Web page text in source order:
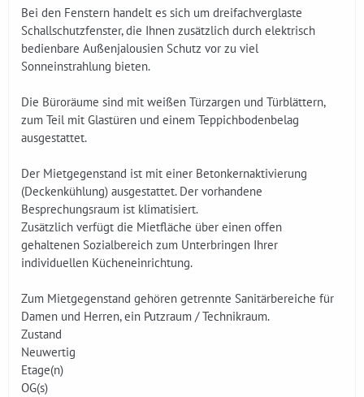
Bei den Fenstern handelt es sich um dreifachverglaste
Schallschutzfenster, die Ihnen zusätzlich durch elektrisch
bedienbare Außenjalousien Schutz vor zu viel
Sonneinstrahlung bieten.
Die Büroräume sind mit weißen Türzargen und Türblättern,
zum Teil mit Glastüren und einem Teppichbodenbelag
ausgestattet.
Der Mietgegenstand ist mit einer Betonkernaktivierung
(Deckenkühlung) ausgestattet. Der vorhandene
Besprechungsraum ist klimatisiert.
Zusätzlich verfügt die Mietfläche über einen offen
gehaltenen Sozialbereich zum Unterbringen Ihrer
individuellen Kücheneinrichtung.
Zum Mietgegenstand gehören getrennte Sanitärbereiche für
Damen und Herren, ein Putzraum / Technikraum.
Zustand
Neuwertig
Etage(n)
OG(s)